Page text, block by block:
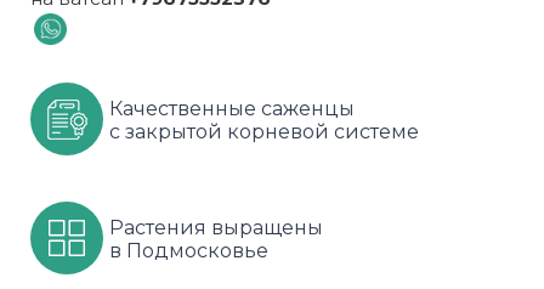
Шелковица
Яблони
Сортовые
Черника
Шиповник
Спрей
Флорибунда
Чайно гибридные
Шрабы
Качественные саженцы
с закрытой корневой системе
Растения выращены
в Подмосковье